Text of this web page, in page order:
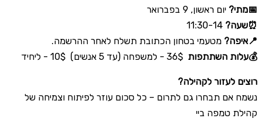
📅מתי? יום ראשון, 9 בפברואר
⏰שעה?
📍איפה? מטעמי בטחון הכתובת תשלח לאחר ההרשמה.
💰עלות השתתפות
רוצים לעזור לקהילה?
נשמח אם תבחרו גם לתרום – כל סכום עוזר לפיתוח וצמיחה של
קהילת טמפה ביי